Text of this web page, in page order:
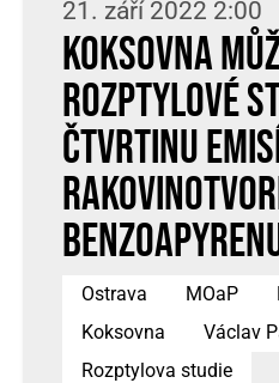
21. září 2022 2:00
Koksovna
rozptylové
čtvrtinu
Ostrava MOaP
Koksovna
Václav
Rozptylova studie